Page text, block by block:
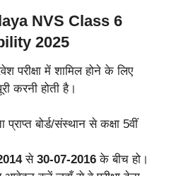
NVS Class 6
2025
परीक्षा में शामिल होने के लिए
करनी होती है।
प्राप्त बोर्ड/संस्थान से कक्षा 5वीं
से 30-07-2016 के बीच हो।